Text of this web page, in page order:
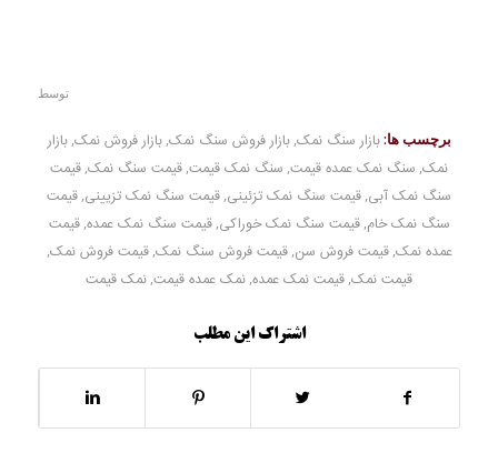
توسط
برچسب ها: بازار سنگ نمک,بازار فروش سنگ نمک,بازار فروش نمک,بازار
نمک, سنگ نمک عمده قیمت, سنگ نمک قیمت, قیمت سنگ نمک, قیمت
سنگ نمک آبی, قیمت سنگ نمک تزئینی, قیمت سنگ نمک تزیینی, قیمت
سنگ نمک خام,قیمت سنگ نمک خوراکی,قیمت سنگ نمک عمده,قیمت
عمده نمک,قیمت فروش سن,قیمت فروش سنگ نمک,قیمت فروش نمک,
قیمت نمک, قیمت نمک عمده, نمک عمده قیمت, نمک قیمت
اشتراک این مطلب